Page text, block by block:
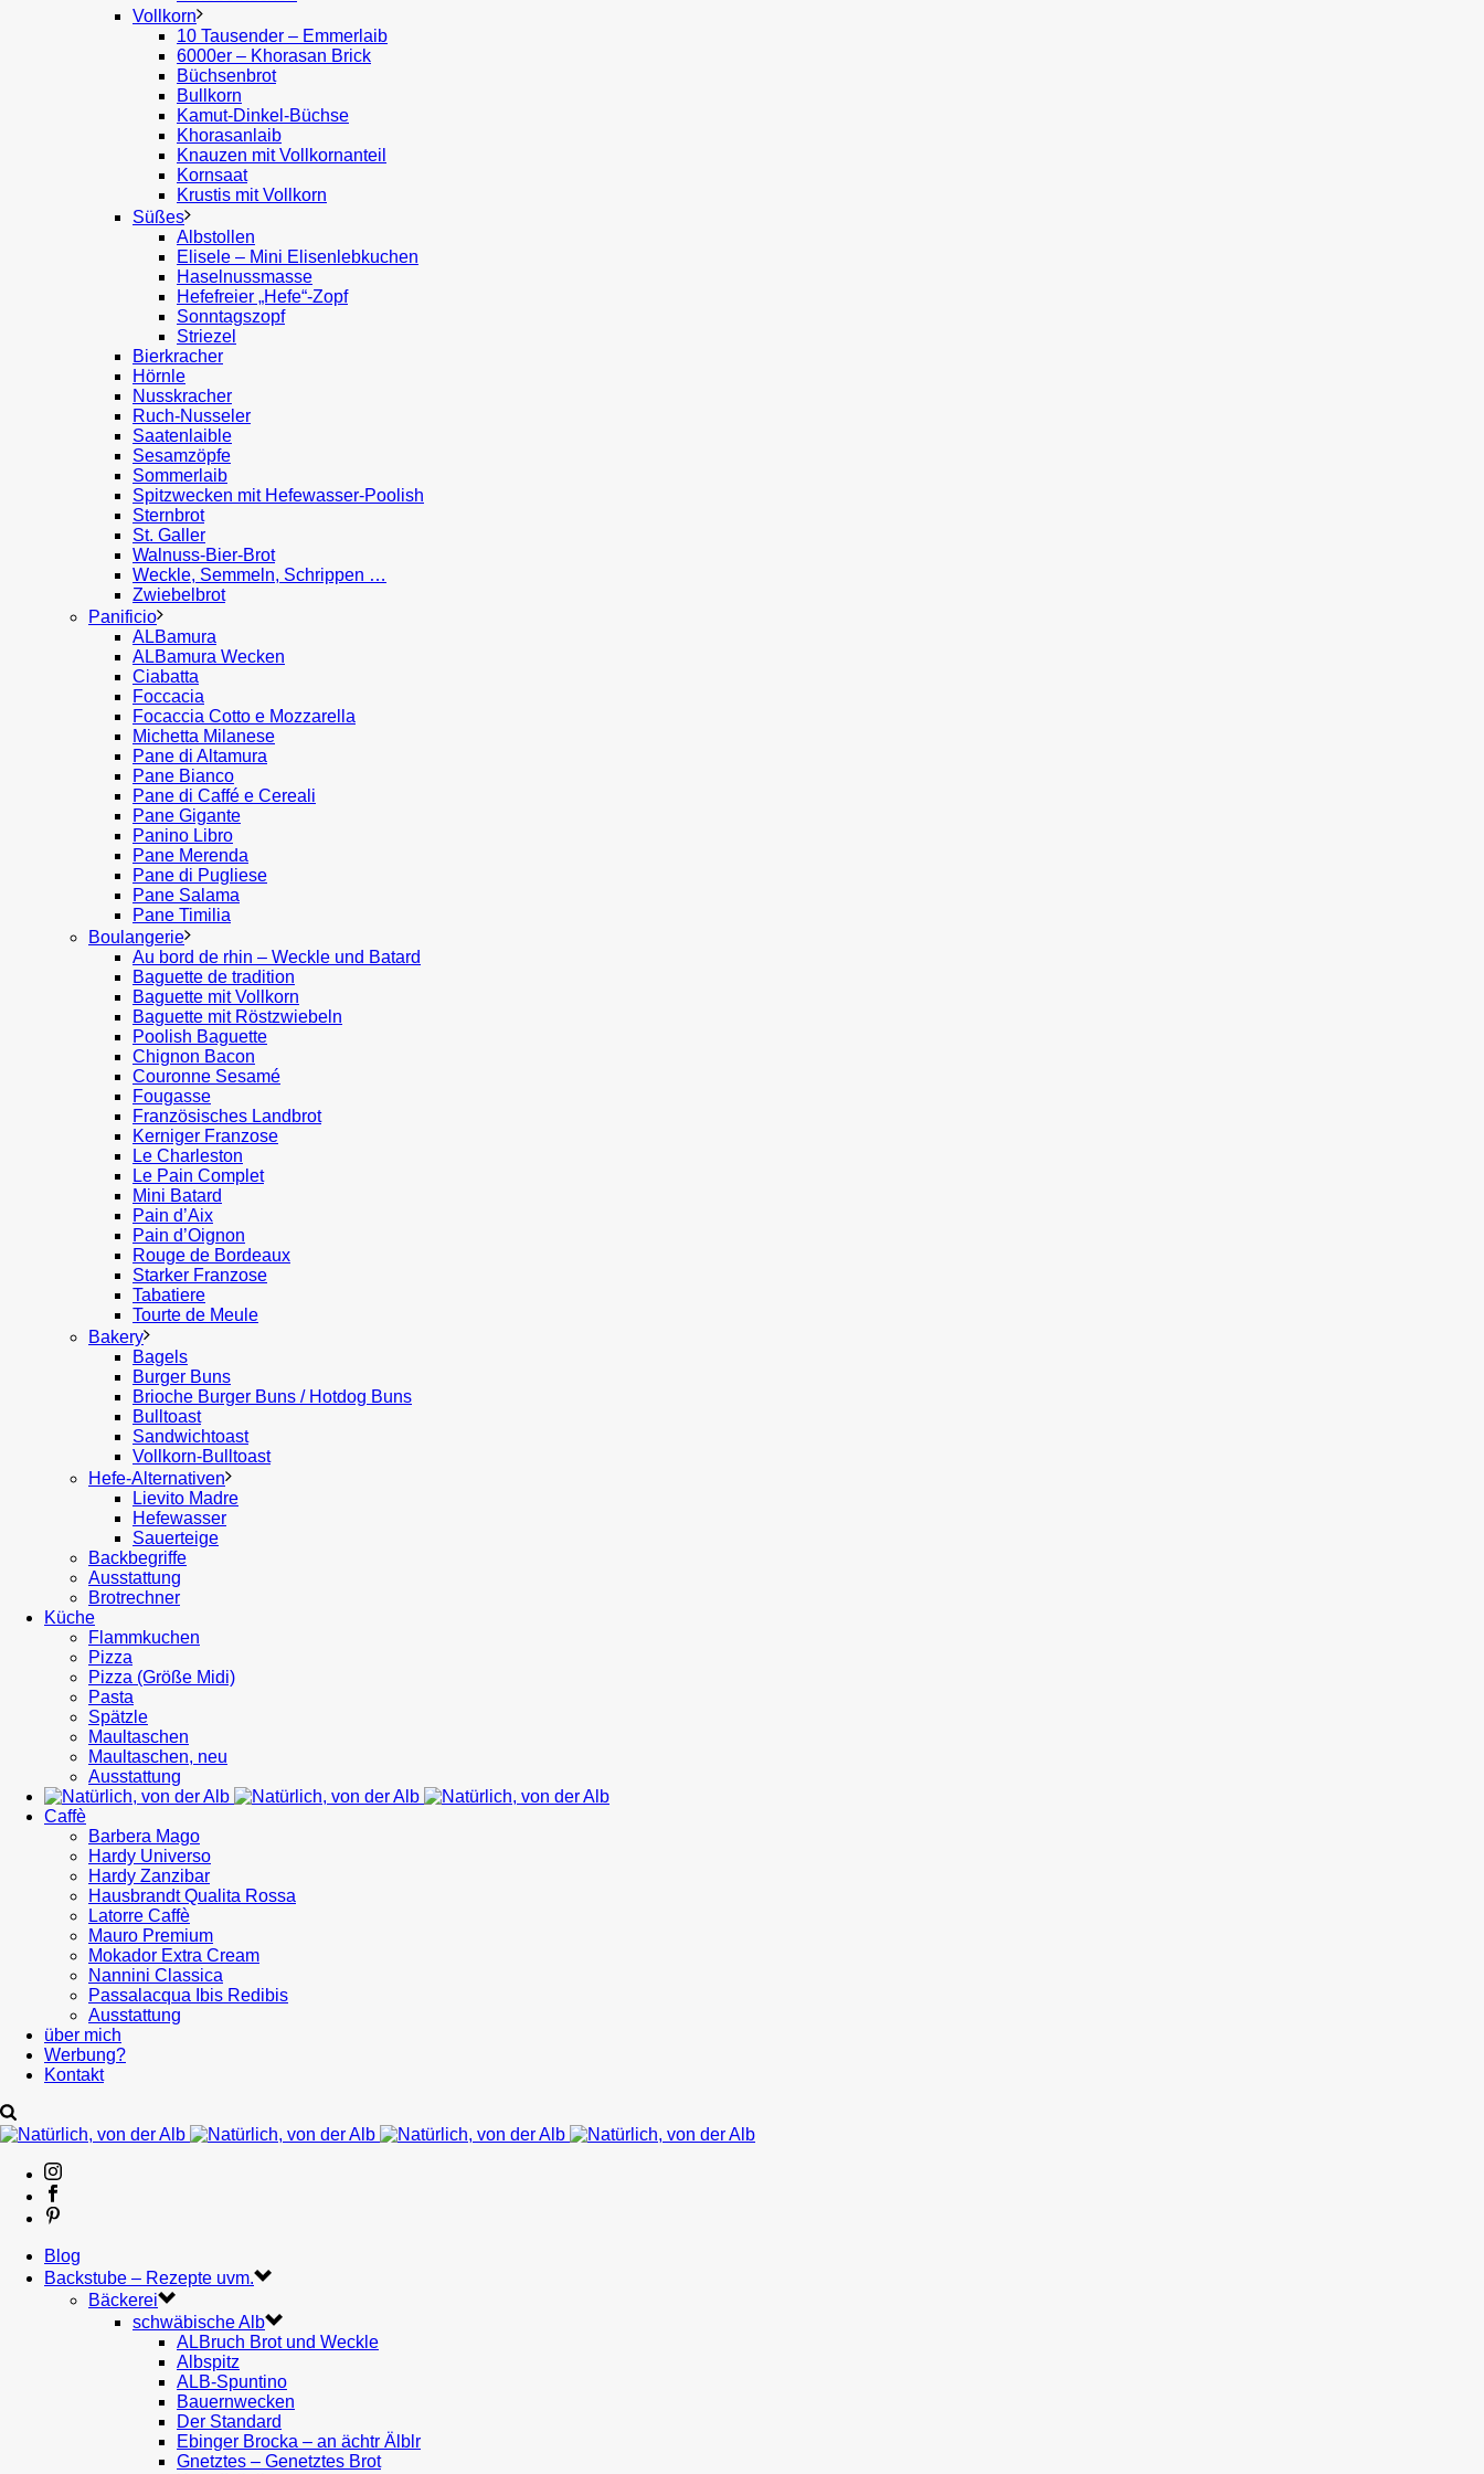
Vollkorn
10 Tausender – Emmerlaib
6000er – Khorasan Brick
Büchsenbrot
Bullkorn
Kamut-Dinkel-Büchse
Khorasanlaib
Knauzen mit Vollkornanteil
Kornsaat
Krustis mit Vollkorn
Süßes
Albstollen
Elisele – Mini Elisenlebkuchen
Haselnussmasse
Hefefreier „Hefe“-Zopf
Sonntagszopf
Striezel
Bierkracher
Hörnle
Nusskracher
Ruch-Nusseler
Saatenlaible
Sesamzöpfe
Sommerlaib
Spitzwecken mit Hefewasser-Poolish
Sternbrot
St. Galler
Walnuss-Bier-Brot
Weckle, Semmeln, Schrippen …
Zwiebelbrot
Panificio
ALBamura
ALBamura Wecken
Ciabatta
Foccacia
Focaccia Cotto e Mozzarella
Michetta Milanese
Pane di Altamura
Pane Bianco
Pane di Caffé e Cereali
Pane Gigante
Panino Libro
Pane Merenda
Pane di Pugliese
Pane Salama
Pane Timilia
Boulangerie
Au bord de rhin – Weckle und Batard
Baguette de tradition
Baguette mit Vollkorn
Baguette mit Röstzwiebeln
Poolish Baguette
Chignon Bacon
Couronne Sesamé
Fougasse
Französisches Landbrot
Kerniger Franzose
Le Charleston
Le Pain Complet
Mini Batard
Pain d’Aix
Pain d’Oignon
Rouge de Bordeaux
Starker Franzose
Tabatiere
Tourte de Meule
Bakery
Bagels
Burger Buns
Brioche Burger Buns / Hotdog Buns
Bulltoast
Sandwichtoast
Vollkorn-Bulltoast
Hefe-Alternativen
Lievito Madre
Hefewasser
Sauerteige
Backbegriffe
Ausstattung
Brotrechner
Küche
Flammkuchen
Pizza
Pizza (Größe Midi)
Pasta
Spätzle
Maultaschen
Maultaschen, neu
Ausstattung
Caffè
Barbera Mago
Hardy Universo
Hardy Zanzibar
Hausbrandt Qualita Rossa
Latorre Caffè
Mauro Premium
Mokador Extra Cream
Nannini Classica
Passalacqua Ibis Redibis
Ausstattung
über mich
Werbung?
Kontakt
Blog
Backstube – Rezepte uvm.
Bäckerei
schwäbische Alb
ALBruch Brot und Weckle
Albspitz
ALB-Spuntino
Bauernwecken
Der Standard
Ebinger Brocka – an ächtr Älblr
Gnetztes – Genetztes Brot